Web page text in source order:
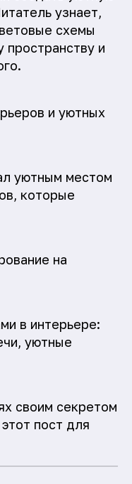
узнает,
схемы
и
и уютных
уютным местом
которые
на
в интерьере:
уютные
своим секретом
пост для